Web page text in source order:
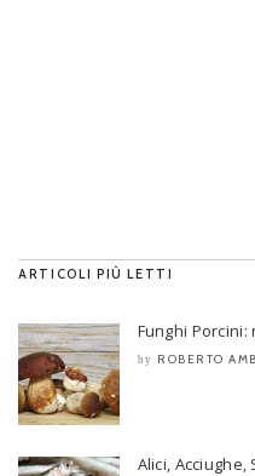
ARTICOLI PIÙ LETTI
Funghi
by ROBERTO
Alici,